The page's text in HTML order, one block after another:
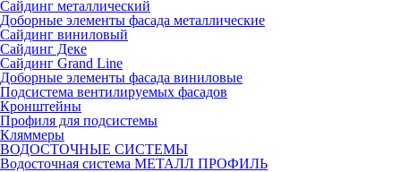
Сайдинг металлический
Доборные элементы фасада металлические
Сайдинг виниловый
Сайдинг Деке
Сайдинг Grand Line
Доборные элементы фасада виниловые
Подсистема вентилируемых фасадов
Кронштейны
Профиля для подсистемы
Кляммеры
ВОДОСТОЧНЫЕ СИСТЕМЫ
Водосточная система МЕТАЛЛ ПРОФИЛЬ